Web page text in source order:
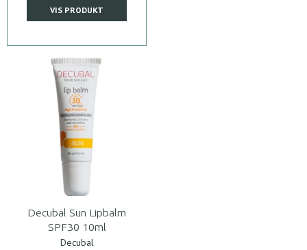
VIS PRODUKT
Decubal Sun Lipbalm
SPF30 10ml
Decubal